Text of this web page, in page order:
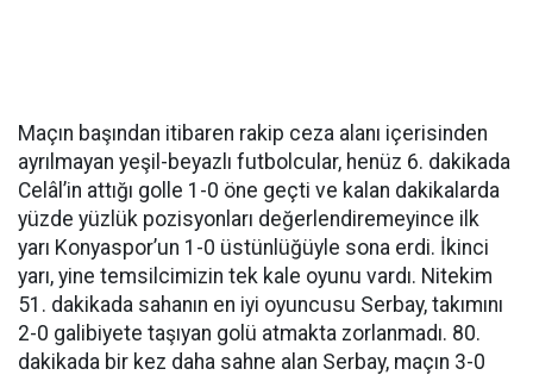
Maçın başından itibaren rakip ceza alanı içerisinden
ayrılmayan yeşil-beyazlı futbolcular, henüz 6. dakikada
Celâl’in attığı golle 1-0 öne geçti ve kalan dakikalarda
yüzde yüzlük pozisyonları değerlendiremeyince ilk
yarı Konyaspor’un 1-0 üstünlüğüyle sona erdi. İkinci
yarı, yine temsilcimizin tek kale oyunu vardı. Nitekim
51. dakikada sahanın en iyi oyuncusu Serbay, takımını
2-0 galibiyete taşıyan golü atmakta zorlanmadı. 80.
dakikada bir kez daha sahne alan Serbay, maçın 3-0